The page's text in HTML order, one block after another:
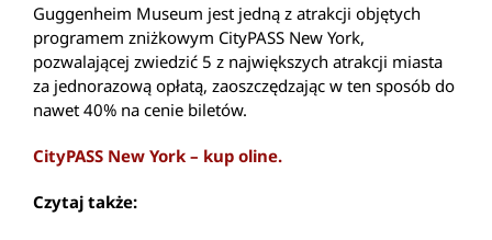
Guggenheim Museum jest jedną z atrakcji objętych
programem zniżkowym CityPASS New York,
pozwalającej zwiedzić 5 z największych atrakcji miasta
za jednorazową opłatą, zaoszczędzając w ten sposób do
nawet 40% na cenie biletów.
CityPASS New York – kup oline.
Czytaj także: